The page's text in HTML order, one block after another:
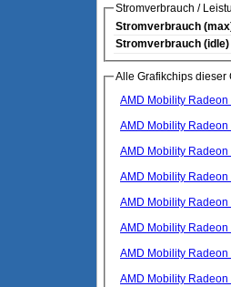
Stromverbrauch /
Stromverbrauch
Stromverbrauch (idle)
Alle Grafikchips dieser
AMD Mobility Radeon
AMD Mobility Radeon
AMD Mobility Radeon
AMD Mobility Radeon
AMD Mobility Radeon
AMD Mobility Radeon
AMD Mobility Radeon
AMD Mobility Radeon